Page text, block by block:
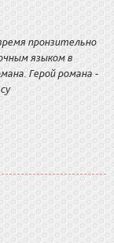
пронзительно
языком в
Герой романа -